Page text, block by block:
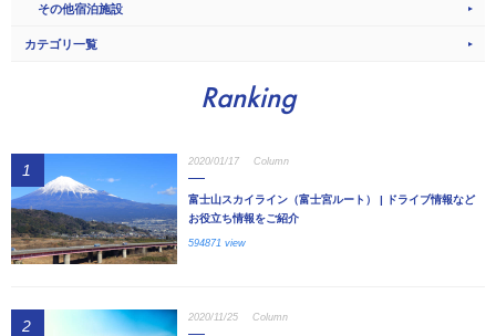
その他宿泊施設
カテゴリ一覧
Ranking
1 2020/01/17 Column
富士山スカイライン（富士宮ルート） | ドライブ情報など
お役立ち情報をご紹介
594871 view
2 2020/11/25 Column